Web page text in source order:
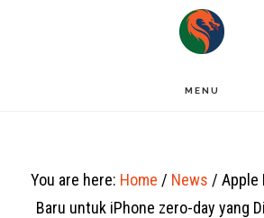
MENU
You are here: Home / News / Apple
Baru untuk iPhone zero-day yang